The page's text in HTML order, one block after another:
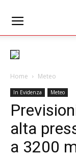
Home Meteo
In Evidenza Meteo
alta
a 3200